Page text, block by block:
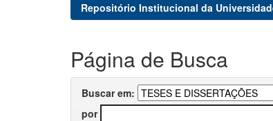
Repositório Institucional da
Página de Busca
Buscar em:
por